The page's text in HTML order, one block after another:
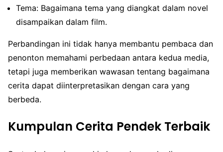
Tema: Bagaimana tema yang diangkat dalam novel
disampaikan dalam film.
Perbandingan ini tidak hanya membantu pembaca dan
penonton memahami perbedaan antara kedua media,
tetapi juga memberikan wawasan tentang bagaimana
cerita dapat diinterpretasikan dengan cara yang
berbeda.
Kumpulan Cerita Pendek Terbaik